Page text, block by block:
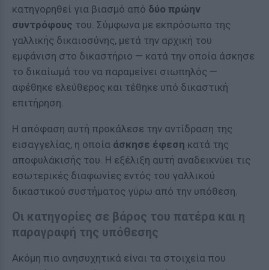
κατηγορηθεί για βιασμό από δύο πρώην
συντρόφους του. Σύμφωνα με εκπρόσωπο της
γαλλικής δικαιοσύνης, μετά την αρχική του
εμφάνιση στο δικαστήριο — κατά την οποία άσκησε
το δικαίωμά του να παραμείνει σιωπηλός —
αφέθηκε ελεύθερος και τέθηκε υπό δικαστική
επιτήρηση.
Η απόφαση αυτή προκάλεσε την αντίδραση της
εισαγγελίας, η οποία άσκησε έφεση κατά της
αποφυλάκισής του. Η εξέλιξη αυτή αναδεικνύει τις
εσωτερικές διαφωνίες εντός του γαλλικού
δικαστικού συστήματος γύρω από την υπόθεση.
Οι κατηγορίες σε βάρος του πατέρα και η
παραγραφή της υπόθεσης
Ακόμη πιο ανησυχητικά είναι τα στοιχεία που